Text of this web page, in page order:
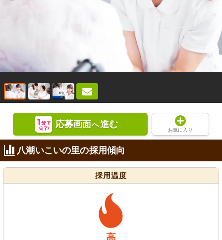
応募画面へ進む
お気に入り
八潮いこいの里の採用傾向
採用温度
高